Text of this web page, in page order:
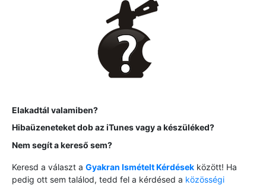
Elakadtál valamiben?
Hibaüzeneteket dob az iTunes vagy a készüléked?
Nem segít a kereső sem?
Keresd a választ a Gyakran Ismételt Kérdések között! Ha
pedig ott sem találod, tedd fel a kérdésed a közösségi